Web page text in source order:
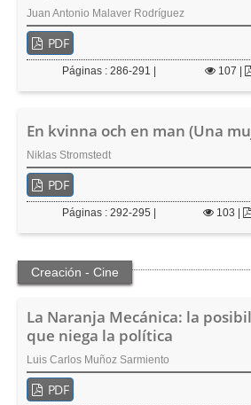
Juan Antonio Malaver Rodríguez
PDF
Páginas : 286-291 | 107 |
En kvinna och en man (Una
Niklas Stromstedt
PDF
Páginas : 292-295 | 103 |
Creación - Cine
La Naranja Mecánica: la
que niega la política
Luis Carlos Muñoz Sarmiento
PDF